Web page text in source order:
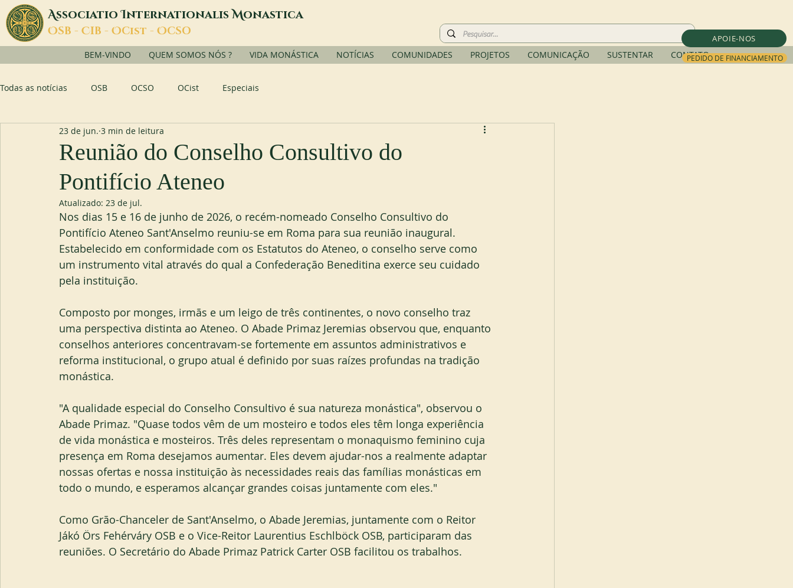
APOIE-NOS
PEDIDO DE FINANCIAMENTO
AssociatioInternationalisMonastica
OSB - CIB - OCist - OCSO
BEM-VINDO QUEM SOMOS NÓS ? VIDA MONÁSTICA NOTÍCIAS COMUNIDADES PROJETOS COMUNICAÇÃO SUSTENTAR CONTATO
Todas as notícias OSB OCSO OCist Especiais
Reunião do Conselho Consultivo do
Pontifício Ateneo
23 de jun. 3 min de leitura
Atualizado: 23 de jul.
Nos dias 15 e 16 de junho de 2026, o recém-nomeado Conselho Consultivo do
Pontifício Ateneo Sant'Anselmo reuniu-se em Roma para sua reunião inaugural.
Estabelecido em conformidade com os Estatutos do Ateneo, o conselho serve como
um instrumento vital através do qual a Confederação Beneditina exerce seu cuidado
pela instituição.
Composto por monges, irmãs e um leigo de três continentes, o novo conselho traz
uma perspectiva distinta ao Ateneo. O Abade Primaz Jeremias observou que, enquanto
conselhos anteriores concentravam-se fortemente em assuntos administrativos e
reforma institucional, o grupo atual é definido por suas raízes profundas na tradição
monástica.
"A qualidade especial do Conselho Consultivo é sua natureza monástica", observou o
Abade Primaz. "Quase todos vêm de um mosteiro e todos eles têm longa experiência
de vida monástica e mosteiros. Três deles representam o monaquismo feminino cuja
presença em Roma desejamos aumentar. Eles devem ajudar-nos a realmente adaptar
nossas ofertas e nossa instituição às necessidades reais das famílias monásticas em
todo o mundo, e esperamos alcançar grandes coisas juntamente com eles."
Como Grão-Chanceler de Sant'Anselmo, o Abade Jeremias, juntamente com o Reitor
Jákó Örs Fehérváry OSB e o Vice-Reitor Laurentius Eschlböck OSB, participaram das
reuniões. O Secretário do Abade Primaz Patrick Carter OSB facilitou os trabalhos.